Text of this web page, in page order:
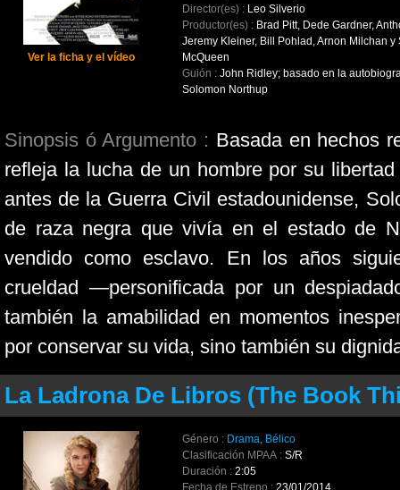
Ver la ficha y el vídeo
Director(es) : Leo Silverio
Productor(es) : Brad Pitt, Dede Gardner,
Jeremy Kleiner, Bill Pohlad, Arnon Milchan y
McQueen
Guión : John Ridley; basado en la
Solomon Northup
Sinopsis ó Argumento : Basada en hechos
refleja la lucha de un hombre por su
antes de la Guerra Civil estadounidense,
de raza negra que vivía en el estado de
vendido como esclavo. En los años
crueldad —personificada por un
también la amabilidad en momentos
por conservar su vida, sino también su
La Ladrona De Libros (The Book
Género : Drama, Bélico
Clasificación MPAA : S/R
Duración : 2:05
Fecha de Estreno : 23/01/2014